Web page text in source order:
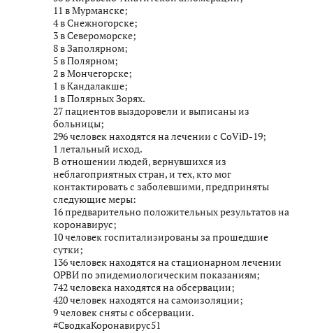
11 в Мурманске;
4 в Снежногорске;
3 в Североморске;
8 в Заполярном;
5 в Полярном;
2 в Мончегорске;
1 в Кандалакше;
1 в Полярных Зорях.
27 пациентов выздоровели и выписаны из
больницы;
296 человек находятся на лечении с CoViD-19;
1 летальный исход.
В отношении людей, вернувшихся из
неблагоприятных стран, и тех, кто мог
контактировать с заболевшими, предприняты
следующие меры:
16 предварительно положительных результатов на
коронавирус;
10 человек госпитализированы за прошедшие
сутки;
136 человек находятся на стационарном лечении
ОРВИ по эпидемиологическим показаниям;
742 человека находятся на обсервации;
420 человек находятся на самоизоляции;
9 человек сняты с обсервации.
#СводкаКоронавирус51